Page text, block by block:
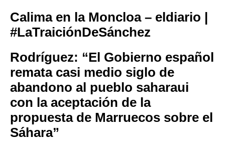
Calima en la Moncloa – eldiario |
#LaTraiciónDeSánchez
Rodríguez: “El Gobierno español
remata casi medio siglo de
abandono al pueblo saharaui
con la aceptación de la
propuesta de Marruecos sobre el
Sáhara”